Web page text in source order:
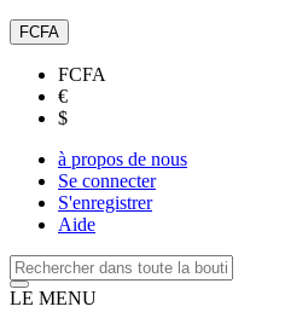
FCFA
FCFA
€
$
à propos de nous
Se connecter
S'enregistrer
Aide
LE MENU